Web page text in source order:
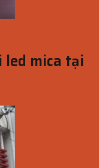
led mica tại